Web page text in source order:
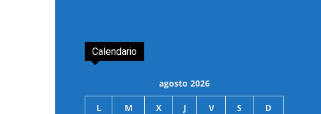
Calendario
agosto 2026
L M X J V S D